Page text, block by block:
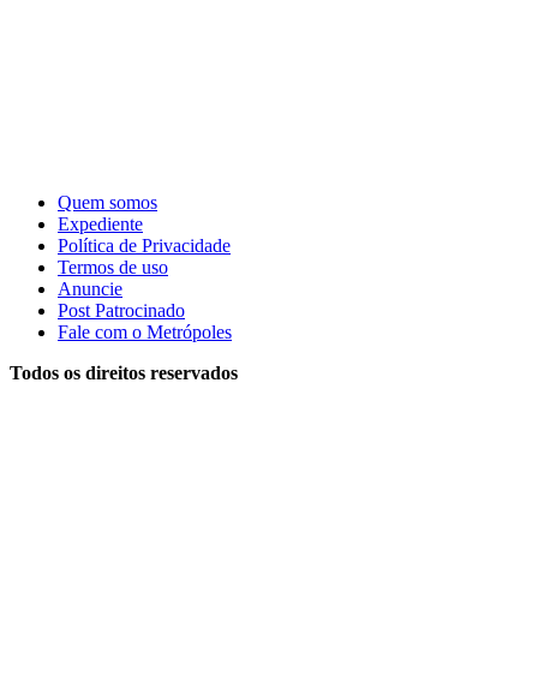
Quem somos
Expediente
Política de Privacidade
Termos de uso
Anuncie
Post Patrocinado
Fale com o Metrópoles
Todos os direitos reservados